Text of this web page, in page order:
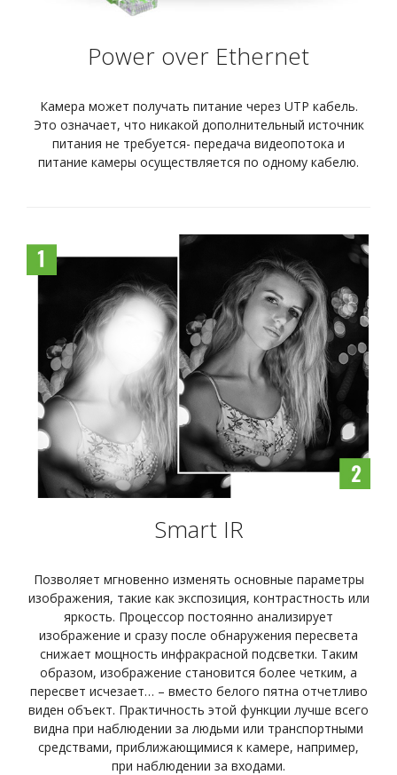
Power over Ethernet
Камера может получать питание через UTP кабель.
Это означает, что никакой дополнительный источник
питания не требуется- передача видеопотока и
питание камеры осуществляется по одному кабелю.
Smart IR
Позволяет мгновенно изменять основные параметры
изображения, такие как экспозиция, контрастность или
яркость. Процессор постоянно анализирует
изображение и сразу после обнаружения пересвета
снижает мощность инфракрасной подсветки. Таким
образом, изображение становится более четким, а
пересвет исчезает… – вместо белого пятна отчетливо
виден объект. Практичность этой функции лучше всего
видна при наблюдении за людьми или транспортными
средствами, приближающимися к камере, например,
при наблюдении за входами.